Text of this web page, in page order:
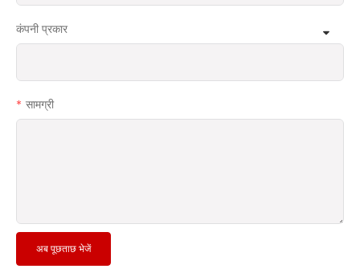
कंपनी प्रकार
सामग्री
अब पूछताछ भेजें